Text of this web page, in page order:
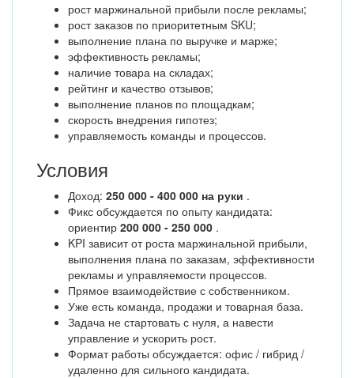
рост маржинальной прибыли после рекламы;
рост заказов по приоритетным SKU;
выполнение плана по выручке и марже;
эффективность рекламы;
наличие товара на складах;
рейтинг и качество отзывов;
выполнение планов по площадкам;
скорость внедрения гипотез;
управляемость команды и процессов.
Условия
Доход: 250 000 - 400 000 на руки .
Фикс обсуждается по опыту кандидата:
ориентир 200 000 - 250 000 .
KPI зависит от роста маржинальной прибыли,
выполнения плана по заказам, эффективности
рекламы и управляемости процессов.
Прямое взаимодействие с собственником.
Уже есть команда, продажи и товарная база.
Задача не стартовать с нуля, а навести
управление и ускорить рост.
Формат работы обсуждается: офис / гибрид /
удаленно для сильного кандидата.